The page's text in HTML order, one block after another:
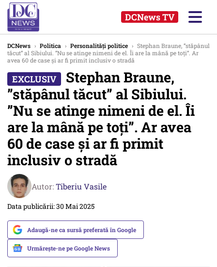
DCNews TV
DCNews › Politica › Personalități politice › Stephan Braune, ”stăpânul
tăcut” al Sibiului. ”Nu se atinge nimeni de el. Îi are la mână pe toți”. Ar
avea 60 de case și ar fi primit inclusiv o stradă
Stephan Braune,
”stăpânul tăcut” al Sibiului.
”Nu se atinge nimeni de el. Îi
are la mână pe toți”. Ar avea
60 de case și ar fi primit
inclusiv o stradă
Autor:Tiberiu Vasile
Data publicării: 30 Mai 2025
Adaugă-ne ca sursă preferată în Google
Urmărește-ne pe Google News